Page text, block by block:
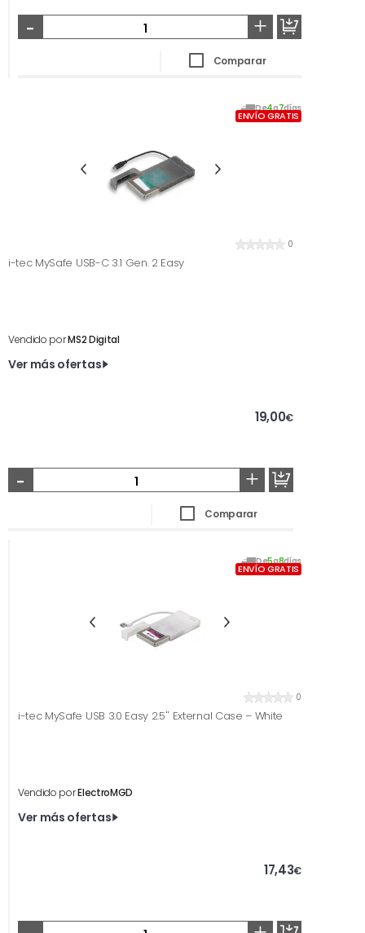
- +
Comparar
De4a7días
ENVÍO GRATIS
0
i-tec MySafe USB-C 3.1 Gen. 2 Easy
Vendido porMS2 Digital
Ver más ofertas
19,00€
- +
Comparar
De5a8días
ENVÍO GRATIS
0
i-tec MySafe USB 3.0 Easy 2.5'' External Case – White
Vendido porElectroMGD
Ver más ofertas
17,43€